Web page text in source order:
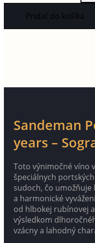
Pridať do košíka
Sandeman
years –
Toto výnimočné víno
špeciálnych
sudoch, čo
a harmonické
od hlbokej rubínovej
výsledkom
vzácny a lahodný